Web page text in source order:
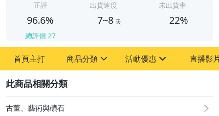
正評
96.6%
總評價 27
出貨速度
7~8 天
未出貨率
22%
首頁主打 商品分類
其它
活動優惠
[全店] 粉絲專享
[全店] 周年慶
直播影
古董、藝術與礦石